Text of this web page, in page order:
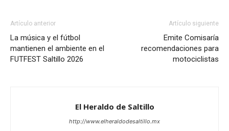
Artículo anterior
La música y el fútbol
mantienen el ambiente en el
FUTFEST Saltillo 2026
Artículo siguiente
Emite Comisaría
recomendaciones para
motociclistas
El Heraldo de Saltillo
http://www.elheraldodesaltillo.mx